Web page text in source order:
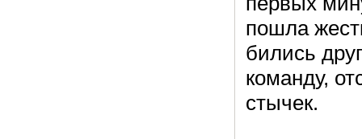
пошла
бились
команду,
стычек.